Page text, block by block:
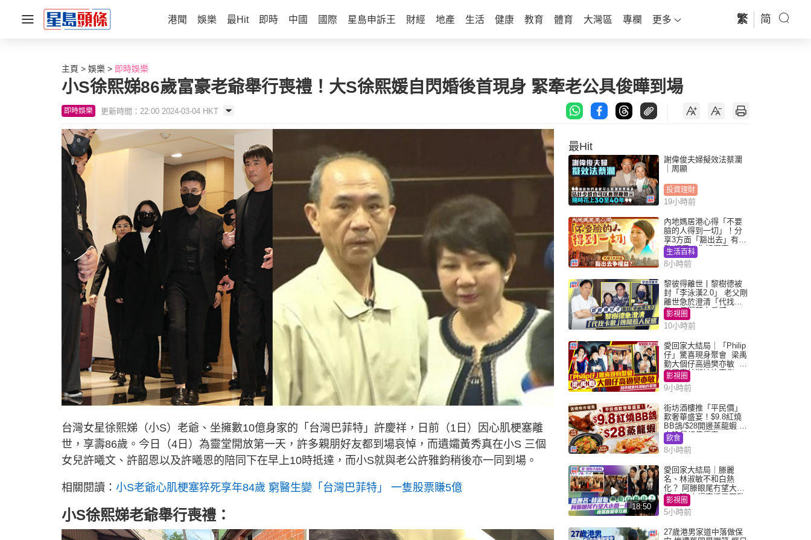
港聞 娛樂 最Hit 即時 中國 國際 星島申訴王 財經 地產 生活 健康 教育 體育 大灣區 專欄 更多 繁 简
主頁 娛樂 即時娛樂
小S徐熙娣86歲富豪老爺舉行喪禮！大S徐熙媛自閃婚後首現身 緊牽老公具俊曄到場
即時娛樂 更新時間：22:00 2024-03-04 HKT
台灣女星徐熙娣（小S）老爺、坐擁數10億身家的「台灣巴菲特」許慶祥，日前（1日）因心肌梗塞離
世，享壽86歲。今日（4日）為靈堂開放第一天，許多親朋好友都到場哀悼，而遺孀黃秀真在小S 三個
女兒許曦文、許韶恩以及許曦恩的陪同下在早上10時抵達，而小S就與老公許雅鈞稍後亦一同到場。
相關閱讀： 小S老爺心肌梗塞猝死享年84歲 窮醫生變「台灣巴菲特」 一隻股票賺5億
小S徐熙娣老爺舉行喪禮：
最Hit
謝偉俊夫婦擬效法蔡瀾
｜周顯
投資理財
19小時前
內地媽居港心得「不要
臉的人得到一切」！分
享3方面「豁出去」有著
數 網民：你好厲害
生活百科
8小時前
黎彼得離世丨黎樹德被
封「李泳漢2.0」 老父剛
離世急於澄清「代找卡
數」傳聞惹人反感
影視圈
10小時前
愛回家大結局｜「Philip
仔」驚喜現身聚會 梁禹
勤大個仔高過樊亦敏 超
乖黐實林淑敏許家傑
影視圈
9小時前
街坊酒樓推「平民價」
歎奢華盛宴！$9.8紅燒
BB鴿/$28開邊蒸龍蝦 3
大晚餐超值優惠
飲食
8小時前
18:50
愛回家大結局｜滕麗
名、林淑敏不和白熱
化？ 阿滕眼尾冇望大小
姐一眼 商場直播零互動
影視圈
5小時前
27歲港男家道中落做保